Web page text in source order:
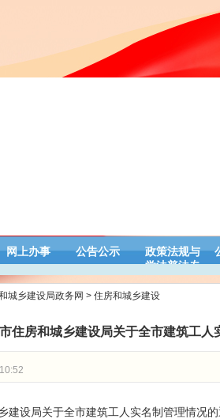
网上办事 公告公示
政策法规与
学法普法专
城乡建设局政务网 > 住房和城乡建设
住房和城乡建设局关于全市建筑工人
建设局关于全市建筑工人实名制管理情况